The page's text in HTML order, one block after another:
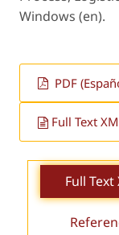
Windows (en).
PDF
Full Text
Full Text